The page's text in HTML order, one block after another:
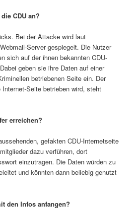
CDU an?
Bei der Attacke wird laut
Server gespiegelt. Die Nutzer
sich auf der ihnen bekannten CDU-
geben sie ihre Daten auf einer
betriebenen Seite ein. Der
Seite betrieben wird, steht
erreichen?
gefakten CDU-Internetseite
dazu verführen, dort
einzutragen. Die Daten würden zu
und könnten dann beliebig genutzt
den Infos anfangen?